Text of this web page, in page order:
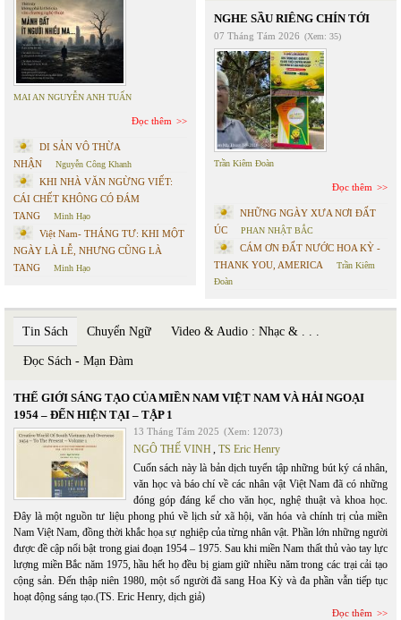
MAI AN NGUYỄN ANH TUẤN
Đọc thêm
DI SẢN VÔ THỪA
NHẬN
Nguyễn Công Khanh
KHI NHÀ VĂN NGỪNG VIẾT:
CÁI CHẾT KHÔNG CÓ ĐÁM
TANG
Minh Hạo
Việt Nam- THÁNG TƯ: KHI MỘT
NGÀY LÀ LỄ, NHƯNG CŨNG LÀ
TANG
Minh Hạo
NGHE SẦU RIÊNG CHÍN TỚI
07 Tháng Tám 2026 (Xem: 35)
Trần Kiêm Đoàn
Đọc thêm
NHỮNG NGÀY XƯA NƠI ĐẤT
ÚC
PHAN NHẬT BẮC
CÁM ƠN ĐẤT NƯỚC HOA KỲ -
THANK YOU, AMERICA
Trần Kiêm
Đoàn
Tin Sách Chuyển Ngữ Video & Audio : Nhạc & . . .
Đọc Sách - Mạn Đàm
THẾ GIỚI SÁNG TẠO CỦA MIỀN NAM VIỆT NAM VÀ HẢI NGOẠI
1954 – ĐẾN HIỆN TẠI – TẬP 1
13 Tháng Tám 2025 (Xem: 12073)
NGÔ THẾ VINH, TS Eric Henry
Cuốn sách này là bản dịch tuyển tập những bút ký cá nhân,
văn học và báo chí về các nhân vật Việt Nam đã có những
đóng góp đáng kể cho văn học, nghệ thuật và khoa học.
Đây là một nguồn tư liệu phong phú về lịch sử xã hội, văn hóa và chính trị của miền
Nam Việt Nam, đồng thời khắc họa sự nghiệp của từng nhân vật. Phần lớn những người
được đề cập nổi bật trong giai đoạn 1954 – 1975. Sau khi miền Nam thất thủ vào tay lực
lượng miền Bắc năm 1975, hầu hết họ đều bị giam giữ nhiều năm trong các trại cải tạo
cộng sản. Đến thập niên 1980, một số người đã sang Hoa Kỳ và đa phần vẫn tiếp tục
hoạt động sáng tạo.(TS. Eric Henry, dịch giả)
Đọc thêm